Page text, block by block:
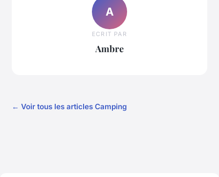
A
ECRIT PAR
Ambre
← Voir tous les articles Camping